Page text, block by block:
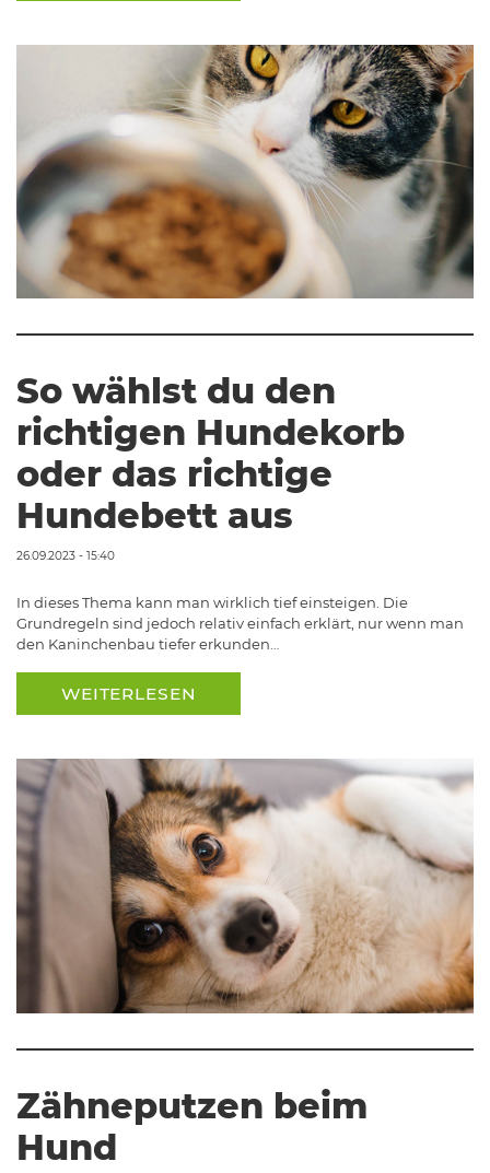
So wählst du den
richtigen Hundekorb
oder das richtige
Hundebett aus
26.09.2023 - 15:40
In dieses Thema kann man wirklich tief einsteigen. Die
Grundregeln sind jedoch relativ einfach erklärt, nur wenn man
den Kaninchenbau tiefer erkunden…
WEITERLESEN
Zähneputzen beim
Hund